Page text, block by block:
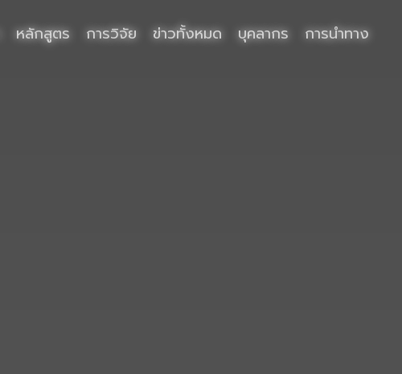
หลักสูตร การวิจัย ข่าวทั้งหมด บุคลากร การนำทาง